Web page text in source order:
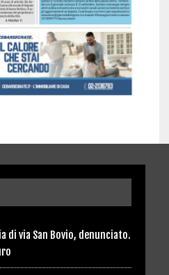
via San Bovio, denunciato.